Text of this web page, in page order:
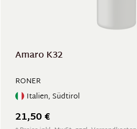
Amaro K32
RONER
Italien, Südtirol
21,50 €